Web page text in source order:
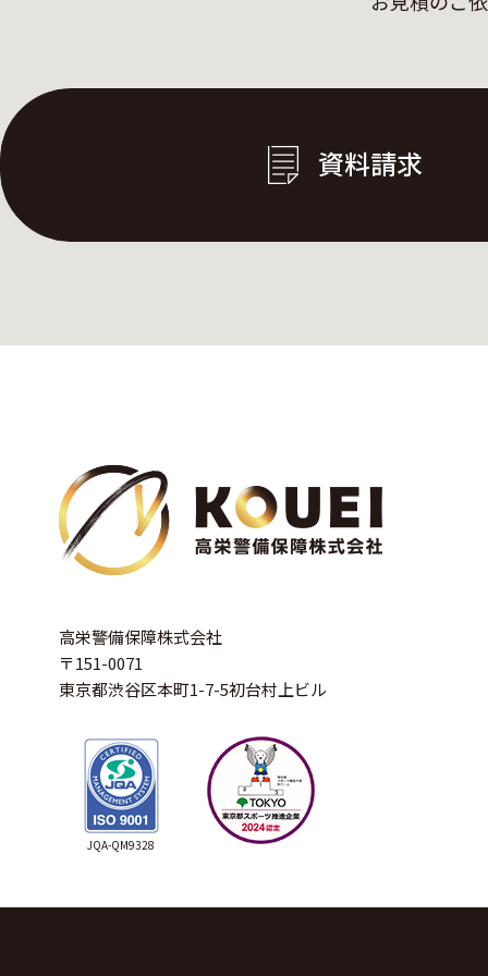
資料請求
高栄警備保障株式会社
〒151-0071
東京都渋谷区本町1-7-5初台村上ビル
JQA-QM9328